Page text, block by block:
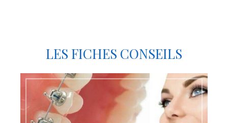
LES FICHES CONSEILS